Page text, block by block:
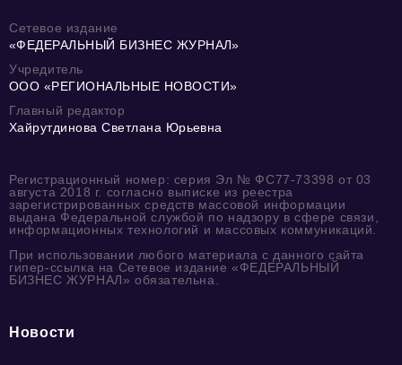
Сетевое издание
«ФЕДЕРАЛЬНЫЙ БИЗНЕС ЖУРНАЛ»
Учредитель
ООО «РЕГИОНАЛЬНЫЕ НОВОСТИ»
Главный редактор
Хайрутдинова Светлана Юрьевна
Регистрационный номер: серия Эл № ФС77-73398 от 03
августа 2018 г. согласно выписке из реестра
зарегистрированных средств массовой информации
выдана Федеральной службой по надзору в сфере связи,
информационных технологий и массовых коммуникаций.
При использовании любого материала с данного сайта
гипер-ссылка на Сетевое издание «ФЕДЕРАЛЬНЫЙ
БИЗНЕС ЖУРНАЛ» обязательна.
Новости